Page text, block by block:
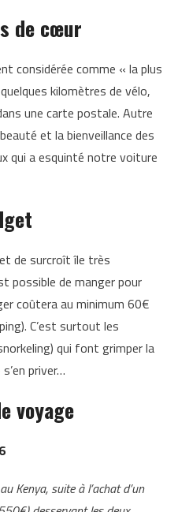
de cœur
considérée comme « la plus
kilomètres de vélo,
une carte postale. Autre
et la bienveillance des
qui a esquinté notre voiture
de surcroît île très
possible de manger pour
coûtera au minimum 60€
C’est surtout les
qui font grimper la
priver…
voyage
Kenya, suite à l’achat d’un